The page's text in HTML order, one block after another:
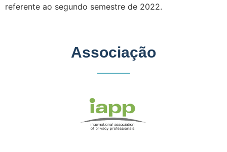
referente ao segundo semestre de 2022.
Associação